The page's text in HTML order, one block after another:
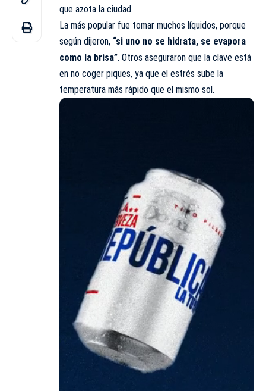
que azota la ciudad.
La más popular fue tomar muchos líquidos, porque
según dijeron, “si uno no se hidrata, se evapora
como la brisa”. Otros aseguraron que la clave está
en no coger piques, ya que el estrés sube la
temperatura más rápido que el mismo sol.